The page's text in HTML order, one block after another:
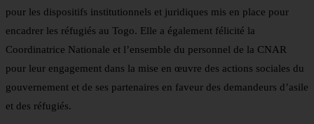
pour les dispositifs institutionnels et juridiques mis en place pour
encadrer les réfugiés au Togo. Elle a également félicité la
Coordinatrice Nationale et l’ensemble du personnel de la CNAR
pour leur engagement dans la mise en œuvre des actions sociales du
gouvernement et de ses partenaires en faveur des demandeurs d’asile
et des réfugiés.